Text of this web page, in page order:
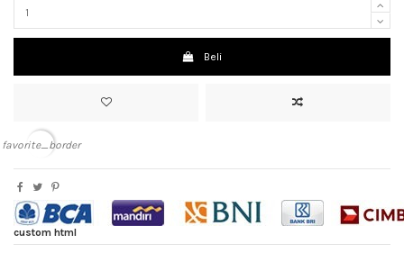
Beli
favorite_border
custom html